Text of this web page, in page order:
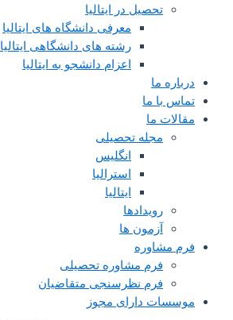
تحصیل در ایتالیا
معرفی دانشگاه های ایتالیا
رشته های دانشگاهی ایتالیا
اعزام دانشجو به ایتالیا
درباره ما
تماس با ما
مقالات ما
مجله تحصیلی
انگلیس
استرالیا
ایتالیا
رویدادها
آزمون ها
فرم مشاوره
فرم مشاوره تحصیلی
فرم نظرسنجی متقاضیان
موسسات دارای مجوز